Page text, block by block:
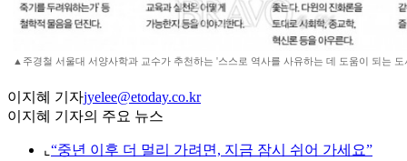
▲주경철 서울대 서양사학과 교수가 추천하는 '스스로 역사를 사유하는 데 도움이 되는 도
이지혜 기자jyelee@etoday.co.kr
이지혜 기자의 주요 뉴스
⌞ “중년 이후 더 멀리 가려면, 지금 잠시 쉬어 가세요”